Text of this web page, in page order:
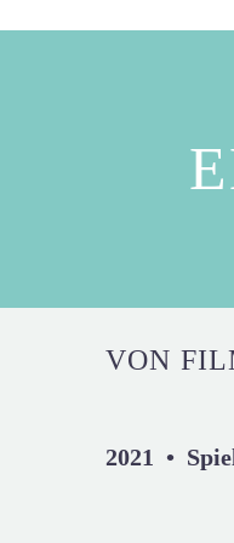
VON
2021 •